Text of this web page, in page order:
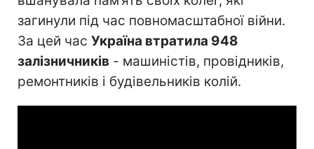
загинули під час повномасштабної війни.
За цей час Україна втратила 948
залізничників - машиністів, провідників,
ремонтників і будівельників колій.